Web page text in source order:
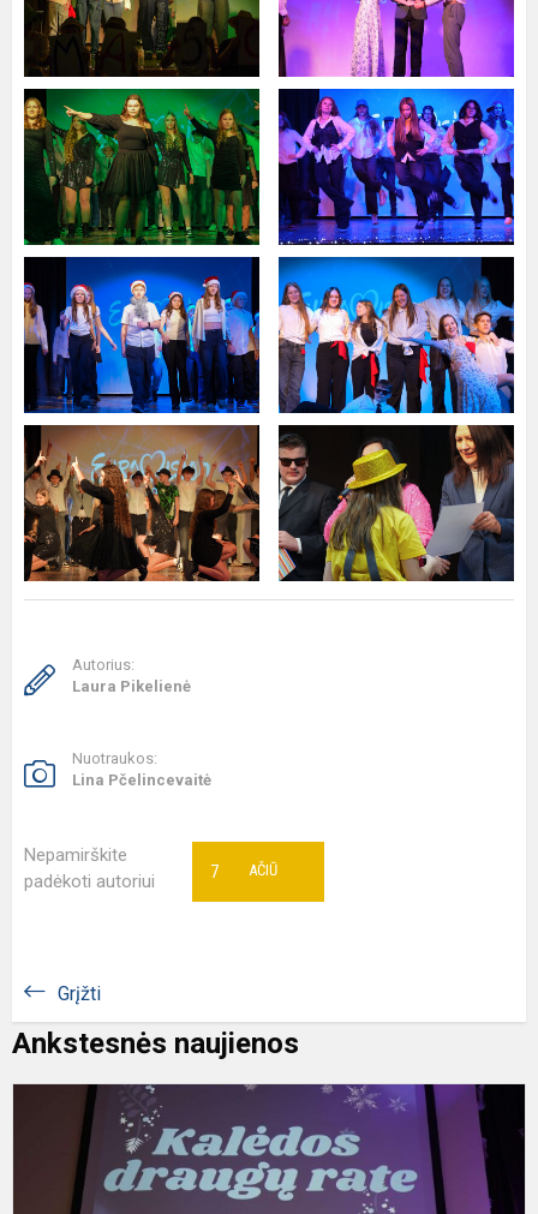
Autorius:
Laura Pikelienė
Nuotraukos:
Lina Pčelincevaitė
Nepamirškite
padėkoti autoriui
AČIŪ
7
Grįžti
Ankstesnės naujienos